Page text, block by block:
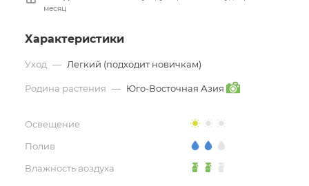
месяц
Характеристики
Уход — Легкий (подходит новичкам)
Родина растения — Юго-Восточная Азия
Освещение
Полив
Влажность воздуха